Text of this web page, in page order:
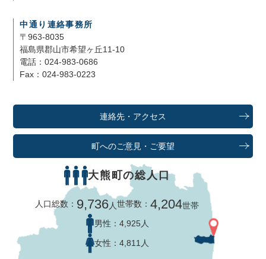
中通り連絡事務所
〒963-8035
福島県郡山市希望ヶ丘11-10
電話：024-983-0686
Fax：024-983-0223
連絡先・アクセス
町へのご意見・ご要望
大熊町の総人口
人口総数： 9,736人世帯数：4,204世帯
男性： 4,925人
女性： 4,811人